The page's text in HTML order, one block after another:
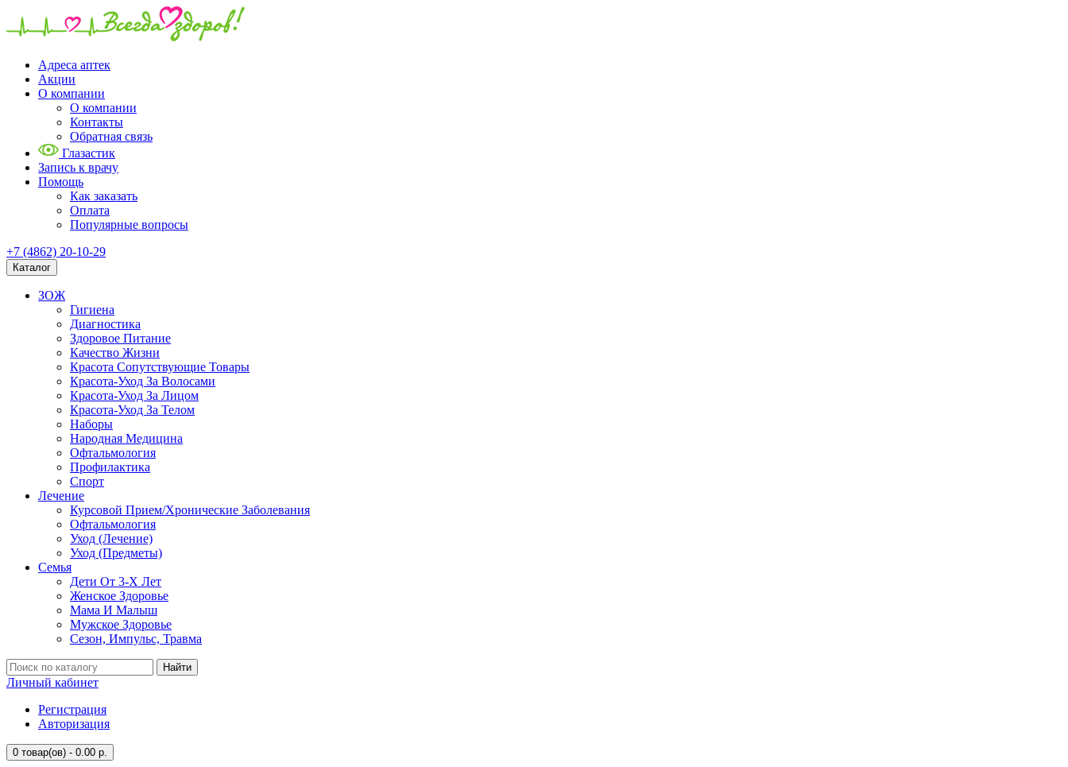
Адреса аптек
Акции
О компании
О компании
Контакты
Обратная связь
Глазастик
Запись к врачу
Помощь
Как заказать
Оплата
Популярные вопросы
+7 (4862) 20-10-29
Каталог
ЗОЖ
Гигиена
Диагностика
Здоровое Питание
Качество Жизни
Красота Сопутствующие Товары
Красота-Уход За Волосами
Красота-Уход За Лицом
Красота-Уход За Телом
Наборы
Народная Медицина
Офтальмология
Профилактика
Спорт
Лечение
Курсовой Прием/Хронические Заболевания
Офтальмология
Уход (Лечение)
Уход (Предметы)
Семья
Дети От 3-Х Лет
Женское Здоровье
Мама И Малыш
Мужское Здоровье
Сезон, Импульс, Травма
Найти
Личный кабинет
Регистрация
Авторизация
0 товар(ов) - 0.00 р.